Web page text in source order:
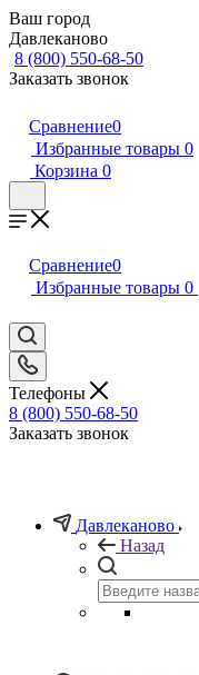
Ваш город
Давлеканово
8 (800) 550-68-50
Заказать звонок
Сравнение0
Избранные товары 0
Корзина 0
Сравнение0
Избранные товары 0
Телефоны
8 (800) 550-68-50
Заказать звонок
Давлеканово
Назад